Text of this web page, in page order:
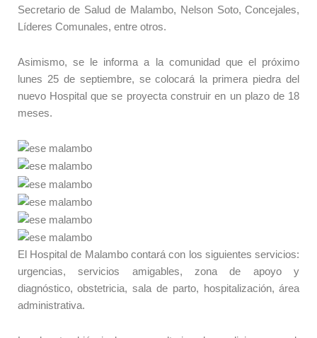
Secretario de Salud de Malambo, Nelson Soto, Concejales,
Líderes Comunales, entre otros.
Asimismo, se le informa a la comunidad que el próximo
lunes 25 de septiembre, se colocará la primera piedra del
nuevo Hospital que se proyecta construir en un plazo de 18
meses.
El Hospital de Malambo contará con los siguientes servicios:
urgencias, servicios amigables, zona de apoyo y
diagnóstico, obstetricia, sala de parto, hospitalización, área
administrativa.